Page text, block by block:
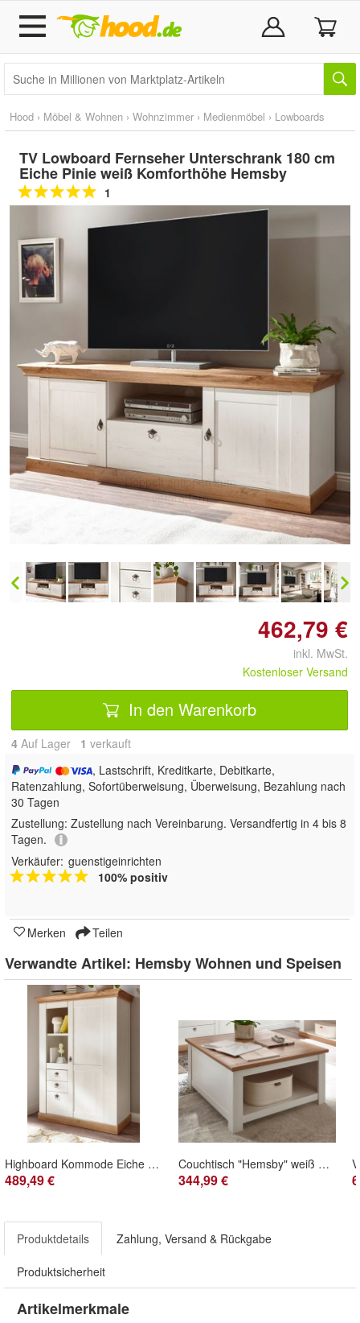
Hood › Möbel & Wohnen › Wohnzimmer › Medienmöbel › Lowboards
TV Lowboard Fernseher Unterschrank 180 cm
Eiche Pinie weiß Komforthöhe Hemsby
1
Doppelt antippen zum
vergrößern
462,79 €
inkl. MwSt.
Kostenloser Versand
In den Warenkorb
4 Auf Lager 1 verkauft
, Lastschrift, Kreditkarte, Debitkarte,
Ratenzahlung, Sofortüberweisung, Überweisung, Bezahlung nach
30 Tagen
Zustellung: Zustellung nach Vereinbarung. Versandfertig in 4 bis 8
Tagen.
Verkäufer: guenstigeinrichten
100% positiv
Merken Teilen
Verwandte Artikel: Hemsby Wohnen und Speisen
Highboard Kommode Eiche weiß Pinie Schrank Vitrine Hemsby 102x139 cm Beleuchtung
489,49 €
Couchtisch "Hemsby" weiß Pinie und Eiche Wotan Landhaus Beistelltisch mit Truhe 95x95
344,99 €
Produktdetails Zahlung, Versand & Rückgabe
Produktsicherheit
Artikelmerkmale